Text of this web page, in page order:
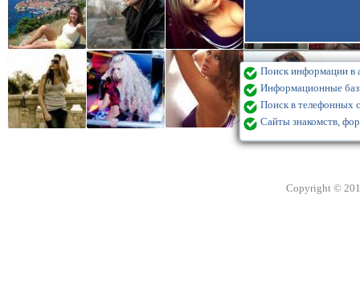
Поиск информации в
Информационные
Поиск в телефонных
Сайты знакомств,
Copyright ©